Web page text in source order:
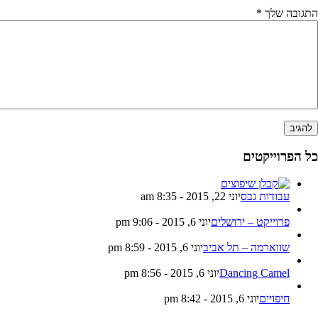
התגובה שלך *
כל הפרוייקטים
עבודות גבסיוני 22, 2015 - 8:35 am
פרוייקט – ירושליםיוני 6, 2015 - 9:06 pm
שווארמה – תל אביביוני 6, 2015 - 8:59 pm
Dancing Camelיוני 6, 2015 - 8:56 pm
חיפוייםיוני 6, 2015 - 8:42 pm